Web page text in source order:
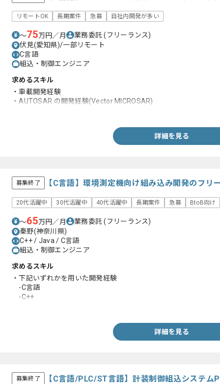
リモートOK 長期案件 急募 自社内開発が多い
〜75万円／月 業務委託(フリーランス)
伏見(愛知県)/一部リモート
C言語
組込・制御エンジニア
求めるスキル
・車載開発経験
・AUTOSAR の開発経験(Vector MICROSAR)
詳細を見る
募集終了 【C言語】環境測定機向け組み込み開発のフリ
20代活躍中 30代活躍中 40代活躍中 長期案件 急募 BtoB向け
〜65万円／月 業務委託(フリーランス)
秦野(神奈川県)
C++ / Java / C言語
組込・制御エンジニア
求めるスキル
・下記いずれかを用いた開発経験
-C言語
-C++
詳細を見る
募集終了 【C言語/PLC/ST言語】計装制御組込システム